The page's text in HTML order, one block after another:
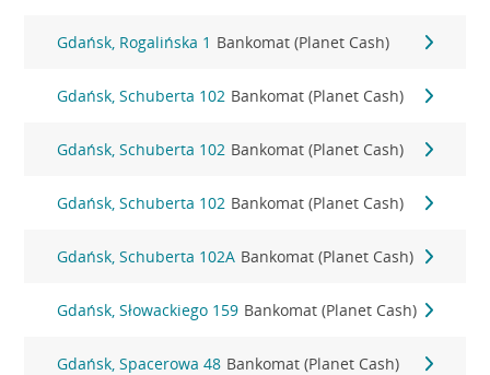
Gdańsk, Rogalińska 1 Bankomat (Planet Cash)
Gdańsk, Schuberta 102 Bankomat (Planet Cash)
Gdańsk, Schuberta 102 Bankomat (Planet Cash)
Gdańsk, Schuberta 102 Bankomat (Planet Cash)
Gdańsk, Schuberta 102A Bankomat (Planet Cash)
Gdańsk, Słowackiego 159 Bankomat (Planet Cash)
Gdańsk, Spacerowa 48 Bankomat (Planet Cash)